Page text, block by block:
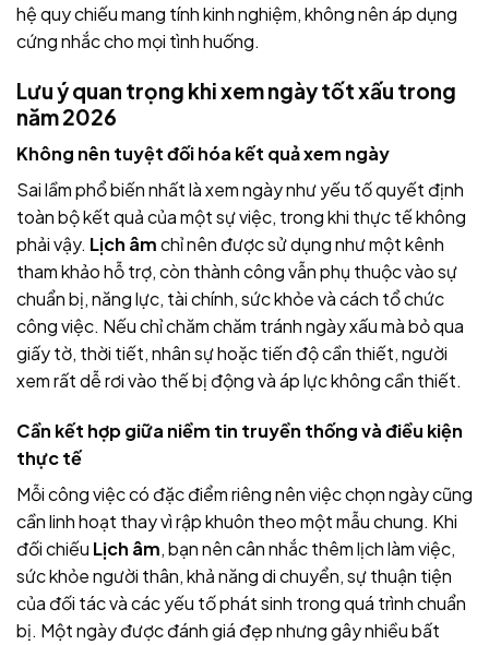
hệ quy chiếu mang tính kinh nghiệm, không nên áp dụng
cứng nhắc cho mọi tình huống.
Lưu ý quan trọng khi xem ngày tốt xấu trong
năm 2026
Không nên tuyệt đối hóa kết quả xem ngày
Sai lầm phổ biến nhất là xem ngày như yếu tố quyết định
toàn bộ kết quả của một sự việc, trong khi thực tế không
phải vậy. Lịch âmchỉ nên được sử dụng như một kênh
tham khảo hỗ trợ, còn thành công vẫn phụ thuộc vào sự
chuẩn bị, năng lực, tài chính, sức khỏe và cách tổ chức
công việc. Nếu chỉ chăm chăm tránh ngày xấu mà bỏ qua
giấy tờ, thời tiết, nhân sự hoặc tiến độ cần thiết, người
xem rất dễ rơi vào thế bị động và áp lực không cần thiết.
Cần kết hợp giữa niềm tin truyền thống và điều kiện
thực tế
Mỗi công việc có đặc điểm riêng nên việc chọn ngày cũng
cần linh hoạt thay vì rập khuôn theo một mẫu chung. Khi
đối chiếu Lịch âm, bạn nên cân nhắc thêm lịch làm việc,
sức khỏe người thân, khả năng di chuyển, sự thuận tiện
của đối tác và các yếu tố phát sinh trong quá trình chuẩn
bị. Một ngày được đánh giá đẹp nhưng gây nhiều bất